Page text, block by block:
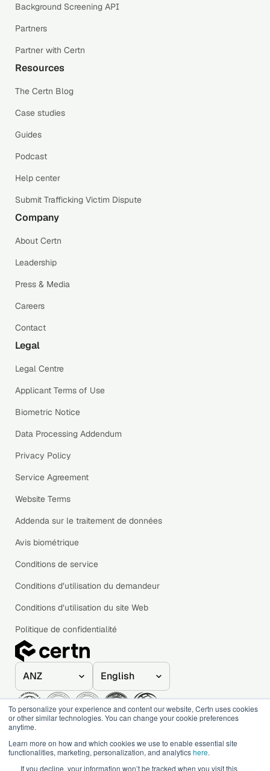
To personalize your experience and content our website, Certn uses cookies
or other similar technologies. You can change your cookie preferences
anytime.
Learn more on how and which cookies we use to enable essential site
functionalities, marketing, personalization, and analyticshere.
If you decline, your information won’t be tracked when you visit this
Background Screening API
Partners
Partner with Certn
Resources
The Certn Blog
Case studies
Guides
Podcast
Help center
Submit Trafficking Victim Dispute
Company
About Certn
Leadership
Press & Media
Careers
Contact
Legal
Legal Centre
Applicant Terms of Use
Biometric Notice
Data Processing Addendum
Privacy Policy
Service Agreement
Website Terms
Addenda sur le traitement de données
Avis biométrique
Conditions de service
Conditions d’utilisation du demandeur
Conditions d’utilisation du site Web
Politique de confidentialité
© 2020–2026 Certn. All rights reserved.